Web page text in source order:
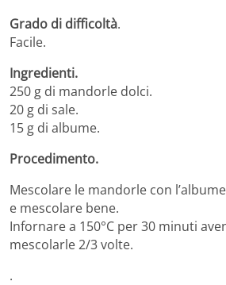
Grado di difficoltà.
Facile.
Ingredienti.
250 g di mandorle dolci.
20 g di sale.
15 g di albume.
Procedimento.
Mescolare le mandorle con
e mescolare bene.
Infornare a 150°C per 30 minuti
mescolarle 2/3 volte.
.